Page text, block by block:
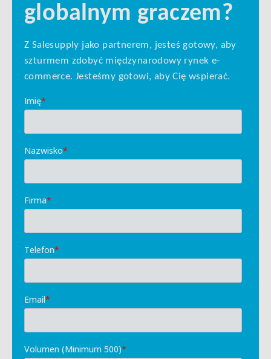
globalnym graczem?
Z Salesupply jako partnerem, jesteś gotowy, aby
szturmem zdobyć międzynarodowy rynek e-
commerce. Jesteśmy gotowi, aby Cię wspierać.